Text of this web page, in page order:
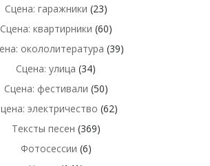
Сцена: гаражники (23)
Сцена: квартирники (60)
окололитература (39)
Сцена: улица (34)
Сцена: фестивали (50)
электричество (62)
Тексты песен (369)
Фотосессии (6)